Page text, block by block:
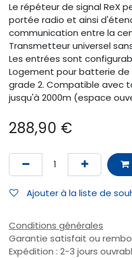
Le répéteur de signal ReX
portée radio et ainsi
communication entre la
Transmetteur universel
Les entrées sont
Logement pour batterie de
grade 2. Compatible avec
jusqu'à 2000m (espace
288,90 €
Ajouter à la liste de
Conditions générales
Garantie satisfait ou
Expédition : 2-3 jours